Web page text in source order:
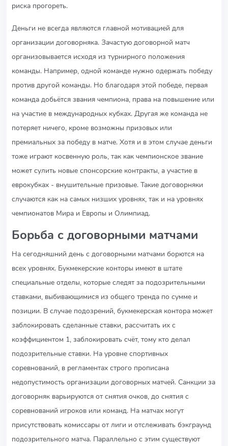
риска прогореть.
Деньги не всегда являются главной мотивацией для
организации договорняка. Зачастую договорной матч
организовывается исходя из турнирного положения
команды. Например, одной команде нужно одержать победу
против другой команды. Но благодаря этой победе, первая
команда добьётся звания чемпиона, права на повышение или
на участие в международных кубках. Другая же команда не
потеряет ничего, кроме возможны призовых или
премиальных за победу в матче. Хотя и в этом случае деньги
тоже играют косвенную роль, так как чемпионское звание
может сулить новые спонсорские контракты, а участие в
еврокубках - внушительные призовые. Такие договорняки
случаются как на самых низших уровнях, так и на уровнях
чемпионатов Мира и Европы и Олимпиад.
Борьба с договорными матчами
На сегодняшний день с договорными матчами борются на
всех уровнях. Букмекерские конторы имеют в штате
специальные отделы, которые следят за подозрительными
ставками, выбивающимися из общего тренда по сумме и
позиции. В случае подозрений, букмекерская контора может
заблокировать сделанные ставки, рассчитать их с
коэффициентом 1, заблокировать счёт, тому кто делал
подозрительные ставки. На уровне спортивных
соревнований, в регламентах строго прописана
недопустимость организации договорных матчей. Санкции за
договорняк варьируются от снятия очков, до снятия с
соревнований игроков или команд. На матчах могут
присутствовать комиссары от лиги и отслеживать бэкграунд
подозрительного матча. Параллельно с этим существуют